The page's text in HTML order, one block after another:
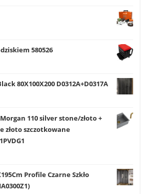
580526
80X100X200 D0312A+D0317A
110 silver stone/złoto +
złoto szczotkowane
Profile Czarne Szkło